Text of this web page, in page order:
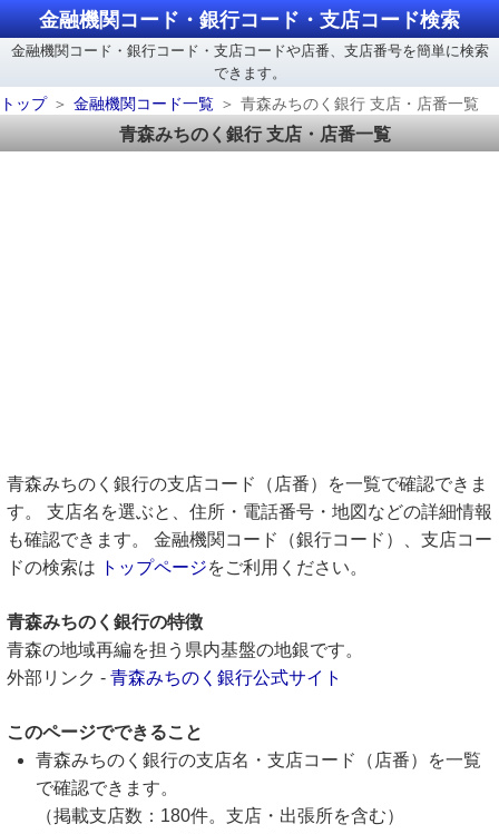
金融機関コード・銀行コード・支店コード検索
金融機関コード・銀行コード・支店コードや店番、支店番号を簡単に検索
できます。
トップ
金融機関コード一覧 青森みちのく銀行 支店・店番一覧
青森みちのく銀行 支店・店番一覧
青森みちのく銀行の支店コード（店番）を一覧で確認できま
す。 支店名を選ぶと、住所・電話番号・地図などの詳細情報
も確認できます。 金融機関コード（銀行コード）、支店コー
ドの検索は
トップページをご利用ください。
青森みちのく銀行の特徴
青森の地域再編を担う県内基盤の地銀です。
外部リンク - 青森みちのく銀行公式サイト
このページでできること
青森みちのく銀行の支店名・支店コード（店番）を一覧
で確認できます。
（掲載支店数：180件。支店・出張所を含む）